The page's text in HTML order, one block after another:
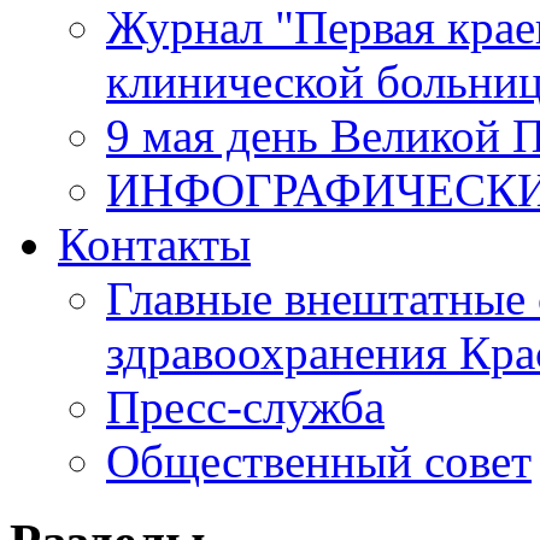
Журнал "Первая
клинической
9 мая день Великой
Контакты
Главные внештатные
здравоохранения
Пресс-служба
Общественный совет